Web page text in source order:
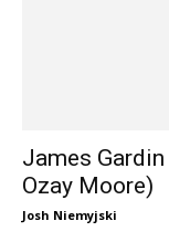
James
Ozay Moore)
Josh Niemyjski